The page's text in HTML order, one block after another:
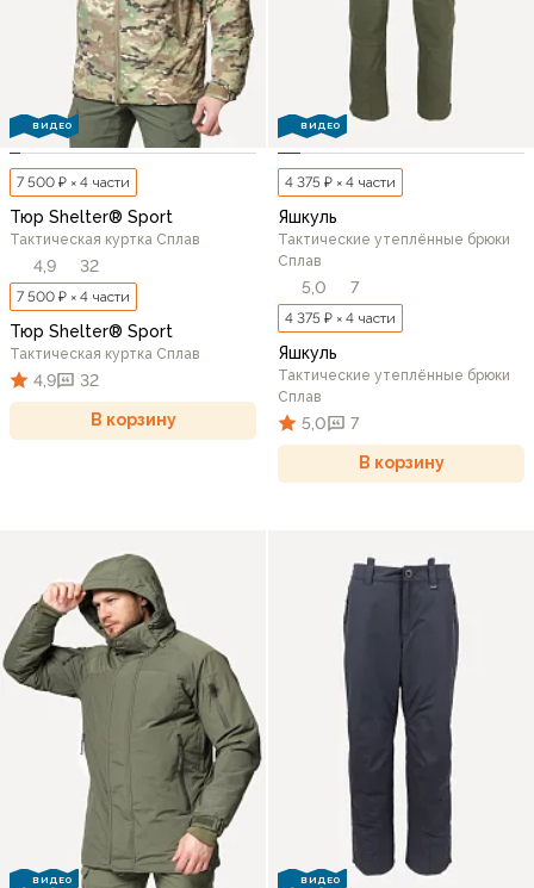
ВИДЕО
7 500 ₽ × 4 части
Тюр Shelter® Sport
Тактическая куртка Сплав
4,9 32
7 500 ₽ × 4 части
Тюр Shelter® Sport
Тактическая куртка Сплав
4,9 32
В корзину
ВИДЕО
4 375 ₽ × 4 части
Яшкуль
Тактические утеплённые брюки
Сплав
5,0 7
4 375 ₽ × 4 части
Яшкуль
Тактические утеплённые брюки
Сплав
5,0 7
В корзину
ВИДЕО ВИДЕО